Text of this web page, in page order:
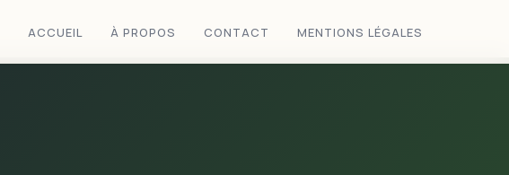
ACCUEIL À PROPOS CONTACT MENTIONS LÉGALES